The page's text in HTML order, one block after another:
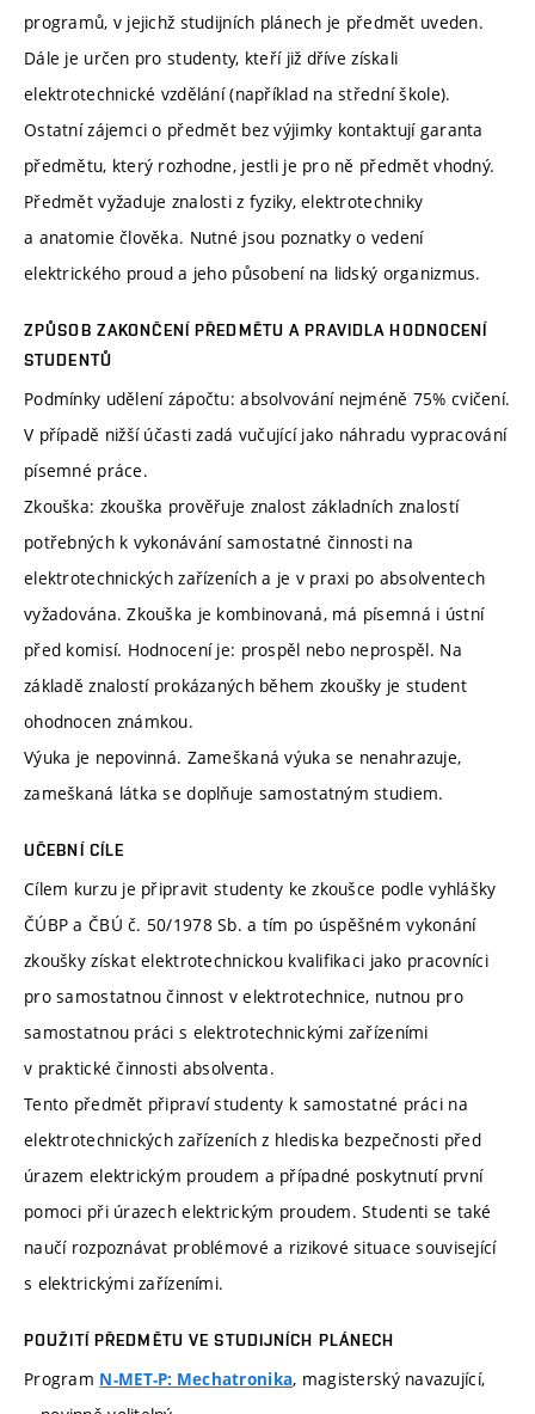
programů, v jejichž studijních plánech je předmět uveden.
Dále je určen pro studenty, kteří již dříve získali
elektrotechnické vzdělání (například na střední škole).
Ostatní zájemci o předmět bez výjimky kontaktují garanta
předmětu, který rozhodne, jestli je pro ně předmět vhodný.
Předmět vyžaduje znalosti z fyziky, elektrotechniky
a anatomie člověka. Nutné jsou poznatky o vedení
elektrického proud a jeho působení na lidský organizmus.
ZPŮSOB ZAKONČENÍ PŘEDMĚTU A PRAVIDLA HODNOCENÍ
STUDENTŮ
Podmínky udělení zápočtu: absolvování nejméně 75% cvičení.
V případě nižší účasti zadá vučující jako náhradu vypracování
písemné práce.
Zkouška: zkouška prověřuje znalost základních znalostí
potřebných k vykonávání samostatné činnosti na
elektrotechnických zařízeních a je v praxi po absolventech
vyžadována. Zkouška je kombinovaná, má písemná i ústní
před komisí. Hodnocení je: prospěl nebo neprospěl. Na
základě znalostí prokázaných během zkoušky je student
ohodnocen známkou.
Výuka je nepovinná. Zameškaná výuka se nenahrazuje,
zameškaná látka se doplňuje samostatným studiem.
UČEBNÍ CÍLE
Cílem kurzu je připravit studenty ke zkoušce podle vyhlášky
ČÚBP a ČBÚ č. 50/1978 Sb. a tím po úspěšném vykonání
zkoušky získat elektrotechnickou kvalifikaci jako pracovníci
pro samostatnou činnost v elektrotechnice, nutnou pro
samostatnou práci s elektrotechnickými zařízeními
v praktické činnosti absolventa.
Tento předmět připraví studenty k samostatné práci na
elektrotechnických zařízeních z hlediska bezpečnosti před
úrazem elektrickým proudem a případné poskytnutí první
pomoci při úrazech elektrickým proudem. Studenti se také
naučí rozpoznávat problémové a rizikové situace související
s elektrickými zařízeními.
POUŽITÍ PŘEDMĚTU VE STUDIJNÍCH PLÁNECH
Program N-MET-P: Mechatronika, magisterský navazující,